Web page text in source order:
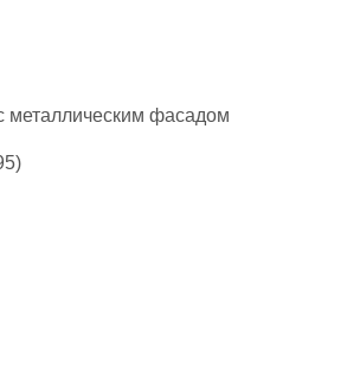
металлическим фасадом